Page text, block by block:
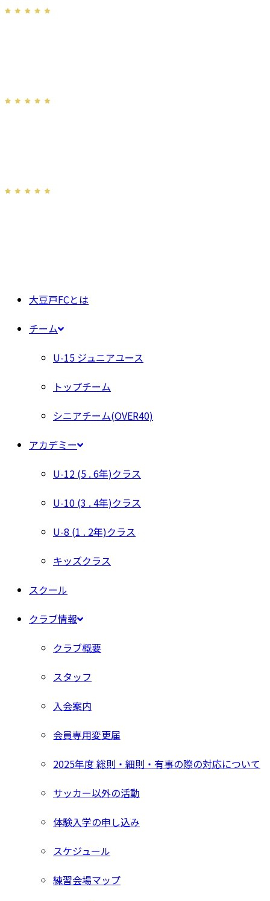
大豆戸FCとは
チーム
U-15 ジュニアユース
トップチーム
シニアチーム(OVER40)
アカデミー
U-12 (5 . 6年)クラス
U-10 (3 . 4年)クラス
U-8 (1 . 2年)クラス
キッズクラス
スクール
クラブ情報
クラブ概要
スタッフ
入会案内
会員専用変更届
2025年度 総則・細則・有事の際の対応について
サッカー以外の活動
体験入学の申し込み
スケジュール
練習会場マップ